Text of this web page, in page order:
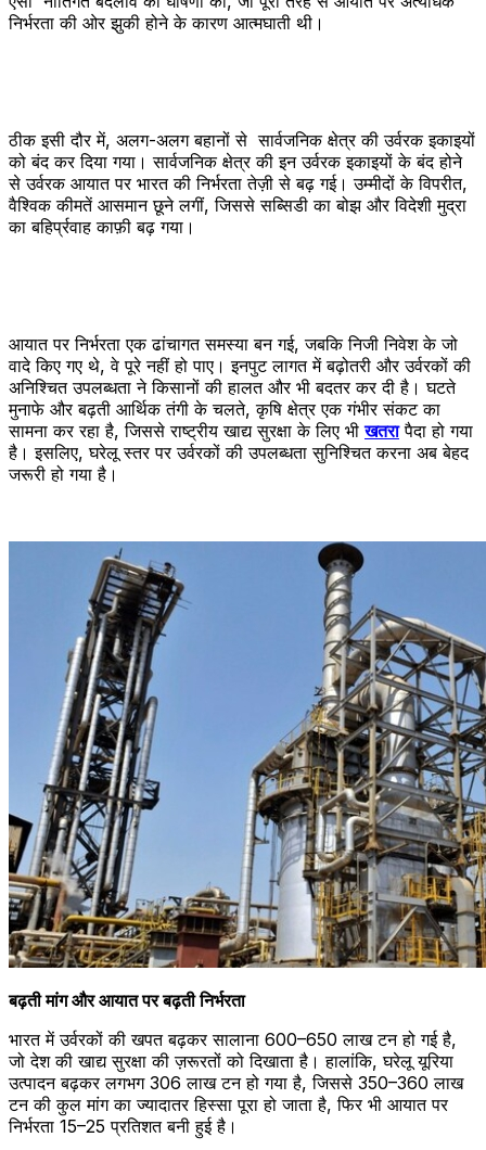
निर्भरता की ओर झुकी होने के कारण आत्मघाती थी।
ठीक इसी दौर में, अलग-अलग बहानों से सार्वजनिक क्षेत्र की उर्वरक इकाइयों
को बंद कर दिया गया। सार्वजनिक क्षेत्र की इन उर्वरक इकाइयों के बंद होने
से उर्वरक आयात पर भारत की निर्भरता तेज़ी से बढ़ गई। उम्मीदों के विपरीत,
वैश्विक कीमतें आसमान छूने लगीं, जिससे सब्सिडी का बोझ और विदेशी मुद्रा
का बहिर्प्रवाह काफ़ी बढ़ गया।
आयात पर निर्भरता एक ढांचागत समस्या बन गई, जबकि निजी निवेश के जो
वादे किए गए थे, वे पूरे नहीं हो पाए। इनपुट लागत में बढ़ोतरी और उर्वरकों की
अनिश्चित उपलब्धता ने किसानों की हालत और भी बदतर कर दी है। घटते
मुनाफे और बढ़ती आर्थिक तंगी के चलते, कृषि क्षेत्र एक गंभीर संकट का
सामना कर रहा है, जिससे राष्ट्रीय खाद्य सुरक्षा के लिए भीखतरापैदा हो गया
है। इसलिए, घरेलू स्तर पर उर्वरकों की उपलब्धता सुनिश्चित करना अब बेहद
जरूरी हो गया है।
बढ़ती मांग और आयात पर बढ़ती निर्भरता
भारत में उर्वरकों की खपत बढ़कर सालाना 600–650 लाख टन हो गई है,
जो देश की खाद्य सुरक्षा की ज़रूरतों को दिखाता है। हालांकि, घरेलू यूरिया
उत्पादन बढ़कर लगभग 306 लाख टन हो गया है, जिससे 350–360 लाख
टन की कुल मांग का ज्यादातर हिस्सा पूरा हो जाता है, फिर भी आयात पर
निर्भरता 15–25 प्रतिशत बनी हुई है।